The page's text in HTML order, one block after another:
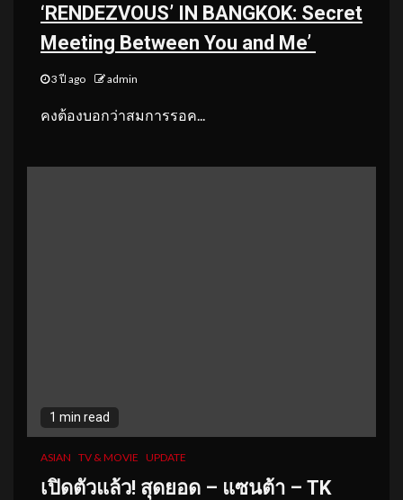
‘RENDEZVOUS’ IN BANGKOK: Secret
Meeting Between You and Me’
3 ปี ago admin
คงต้องบอกว่าสมการรอค...
1 min read
ASIAN TV & MOVIE UPDATE
เปิดตัวแล้ว! สุดยอด – แซนต้า – TK